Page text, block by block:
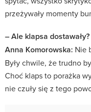
przeżywały momenty
– Ale klapsa dostawały?
Anna Komorowska: Nie
Były chwile, że trudno
Choć klaps to porażka
nie czuły się z tego